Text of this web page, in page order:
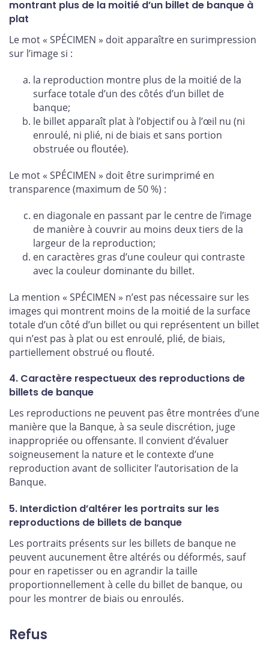
montrant plus de la moitié d’un billet de banque à
plat
Le mot « SPÉCIMEN » doit apparaître en surimpression
sur l’image si :
la reproduction montre plus de la moitié de la
surface totale d’un des côtés d’un billet de
banque;
le billet apparaît plat à l’objectif ou à l’œil nu (ni
enroulé, ni plié, ni de biais et sans portion
obstruée ou floutée).
Le mot « SPÉCIMEN » doit être surimprimé en
transparence (maximum de 50 %) :
en diagonale en passant par le centre de l’image
de manière à couvrir au moins deux tiers de la
largeur de la reproduction;
en caractères gras d’une couleur qui contraste
avec la couleur dominante du billet.
La mention « SPÉCIMEN » n’est pas nécessaire sur les
images qui montrent moins de la moitié de la surface
totale d’un côté d’un billet ou qui représentent un billet
qui n’est pas à plat ou est enroulé, plié, de biais,
partiellement obstrué ou flouté.
4. Caractère respectueux des reproductions de
billets de banque
Les reproductions ne peuvent pas être montrées d’une
manière que la Banque, à sa seule discrétion, juge
inappropriée ou offensante. Il convient d’évaluer
soigneusement la nature et le contexte d’une
reproduction avant de solliciter l’autorisation de la
Banque.
5. Interdiction d’altérer les portraits sur les
reproductions de billets de banque
Les portraits présents sur les billets de banque ne
peuvent aucunement être altérés ou déformés, sauf
pour en rapetisser ou en agrandir la taille
proportionnellement à celle du billet de banque, ou
pour les montrer de biais ou enroulés.
Refus